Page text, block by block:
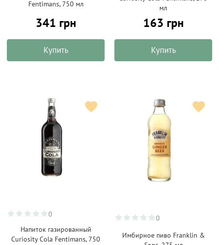
Fentimans, 750 мл
341 грн
Купить
мл
163 грн
Купить
0
Напиток газированный
Curiosity Cola Fentimans, 750
0
Имбирное пиво Franklin &